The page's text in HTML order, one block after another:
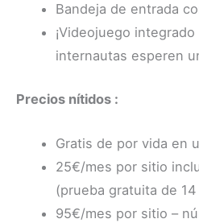
Bandeja de entrada
¡Videojuego
internautas esperen
Precios nítidos :
Gratis de por vida en
25€/mes por sitio
(prueba gratuita de 14
95€/mes por sitio –